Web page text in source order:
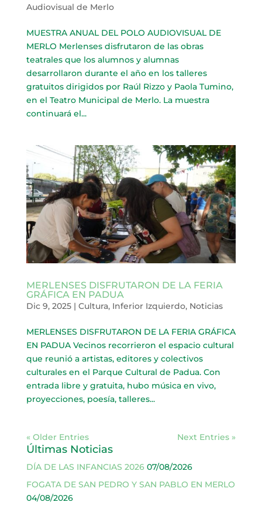
Audiovisual de Merlo
MUESTRA ANUAL DEL POLO AUDIOVISUAL DE
MERLO Merlenses disfrutaron de las obras
teatrales que los alumnos y alumnas
desarrollaron durante el año en los talleres
gratuitos dirigidos por Raúl Rizzo y Paola Tumino,
en el Teatro Municipal de Merlo. La muestra
continuará el...
MERLENSES DISFRUTARON DE LA FERIA
GRÁFICA EN PADUA
Dic 9, 2025| Cultura, Inferior Izquierdo, Noticias
MERLENSES DISFRUTARON DE LA FERIA GRÁFICA
EN PADUA Vecinos recorrieron el espacio cultural
que reunió a artistas, editores y colectivos
culturales en el Parque Cultural de Padua. Con
entrada libre y gratuita, hubo música en vivo,
proyecciones, poesía, talleres...
« Older Entries Next Entries »
Últimas Noticias
DÍA DE LAS INFANCIAS 2026 07/08/2026
FOGATA DE SAN PEDRO Y SAN PABLO EN MERLO
04/08/2026